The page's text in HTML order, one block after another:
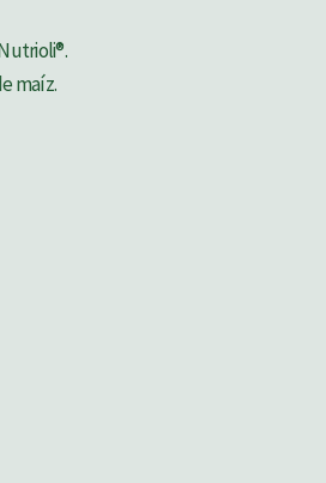
maíz.